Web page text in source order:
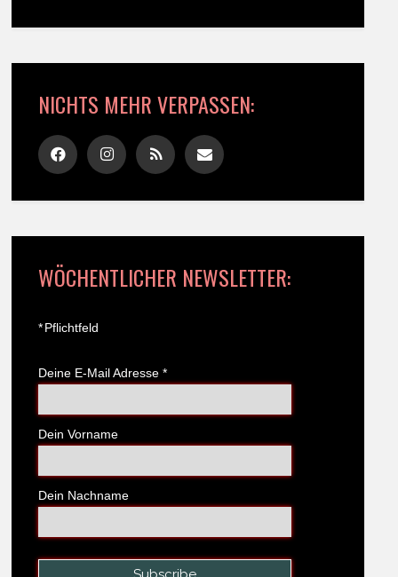
NICHTS MEHR VERPASSEN:
WÖCHENTLICHER NEWSLETTER:
*Pflichtfeld
Deine E-Mail Adresse *
Dein Vorname
Dein Nachname